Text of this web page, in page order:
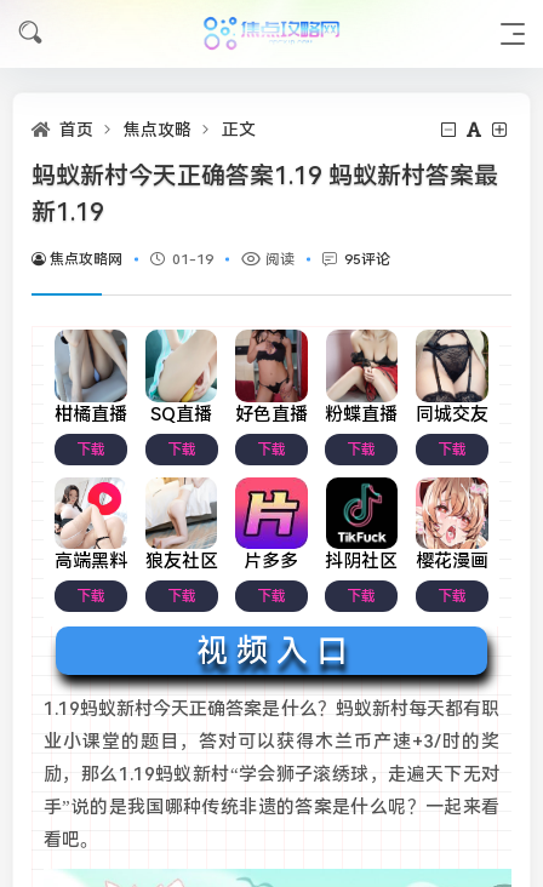
首页 焦点攻略 正文
蚂蚁新村今天正确答案1.19 蚂蚁新村答案最
新1.19
焦点攻略网 01-19 阅读 95评论
柑橘直播
下载
SQ直播
下载
好色直播
下载
粉蝶直播
下载
同城交友
下载
高端黑料
下载
狼友社区
下载
片多多
下载
抖阴社区
下载
樱花漫画
下载
视 频 入 口
1.19蚂蚁新村今天正确答案是什么？蚂蚁新村每天都有职
业小课堂的题目，答对可以获得木兰币产速+3/时的奖
励，那么1.19蚂蚁新村“学会狮子滚绣球，走遍天下无对
手”说的是我国哪种传统非遗的答案是什么呢？一起来看
看吧。